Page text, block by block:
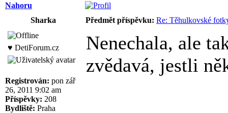
Nahoru
Sharka
Předmět příspěvku: Re: Těhulkovské
♥ DetiForum.cz
Registrován: pon zář
26, 2011 9:02 am
Příspěvky: 208
Bydliště: Praha
Nenechala, ale
zvědavá, jestli